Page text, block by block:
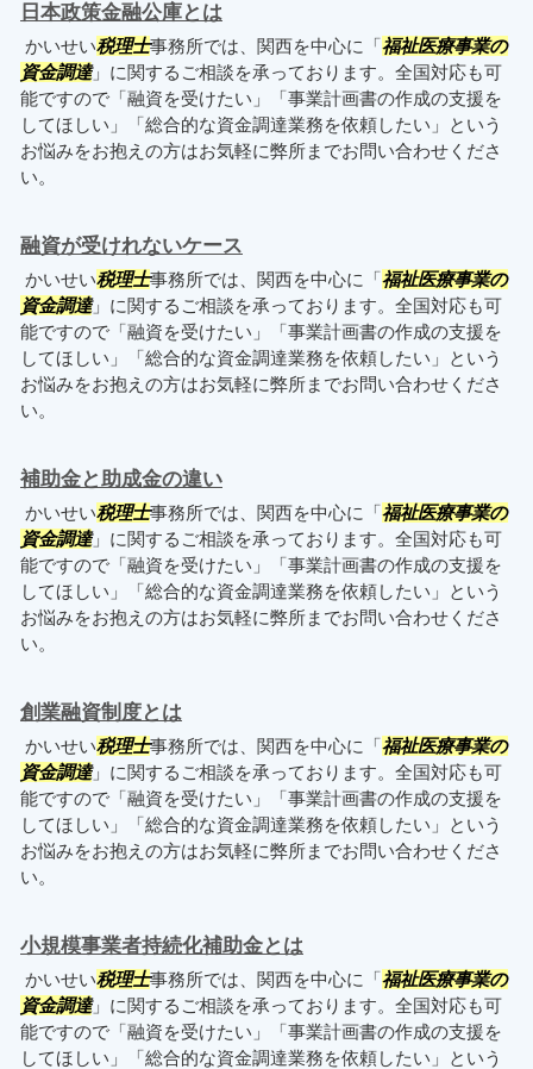
日本政策金融公庫とは
かいせい税理士事務所では、関西を中心に「福祉医療事業の
資金調達」に関するご相談を承っております。全国対応も可
能ですので「融資を受けたい」「事業計画書の作成の支援を
してほしい」「総合的な資金調達業務を依頼したい」という
お悩みをお抱えの方はお気軽に弊所までお問い合わせくださ
い。
融資が受けれないケース
かいせい税理士事務所では、関西を中心に「福祉医療事業の
資金調達」に関するご相談を承っております。全国対応も可
能ですので「融資を受けたい」「事業計画書の作成の支援を
してほしい」「総合的な資金調達業務を依頼したい」という
お悩みをお抱えの方はお気軽に弊所までお問い合わせくださ
い。
補助金と助成金の違い
かいせい税理士事務所では、関西を中心に「福祉医療事業の
資金調達」に関するご相談を承っております。全国対応も可
能ですので「融資を受けたい」「事業計画書の作成の支援を
してほしい」「総合的な資金調達業務を依頼したい」という
お悩みをお抱えの方はお気軽に弊所までお問い合わせくださ
い。
創業融資制度とは
かいせい税理士事務所では、関西を中心に「福祉医療事業の
資金調達」に関するご相談を承っております。全国対応も可
能ですので「融資を受けたい」「事業計画書の作成の支援を
してほしい」「総合的な資金調達業務を依頼したい」という
お悩みをお抱えの方はお気軽に弊所までお問い合わせくださ
い。
小規模事業者持続化補助金とは
かいせい税理士事務所では、関西を中心に「福祉医療事業の
資金調達」に関するご相談を承っております。全国対応も可
能ですので「融資を受けたい」「事業計画書の作成の支援を
してほしい」「総合的な資金調達業務を依頼したい」という